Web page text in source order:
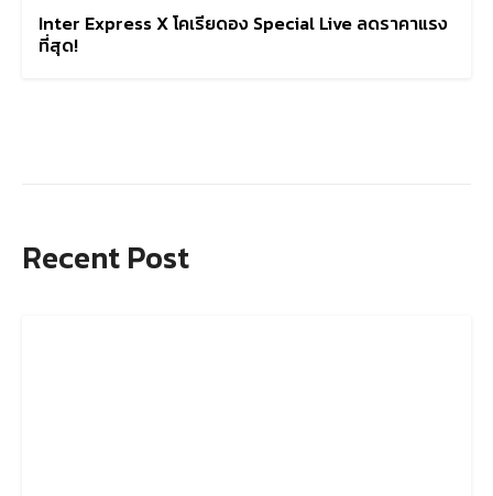
Inter Express X โคเรียดอง Special Live ลดราคาแรง
ที่สุด!
Recent Post